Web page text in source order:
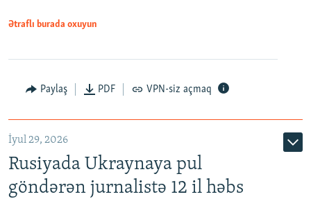
Ətraflı burada oxuyun
Paylaş PDF VPN-siz açmaq
İyul 29, 2026
Rusiyada Ukraynaya pul
göndərən jurnalistə 12 il həbs